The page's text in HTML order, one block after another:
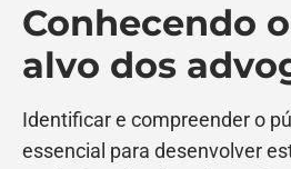
Conhecendo
alvo dos
Identificar e compreender o
essencial para desenvolver